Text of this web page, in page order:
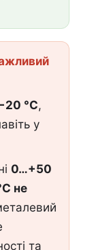
°C,
у
0…+50
не
та